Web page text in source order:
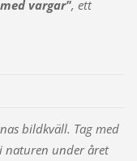
vargar", ett
bildkväll. Tag med
naturen under året